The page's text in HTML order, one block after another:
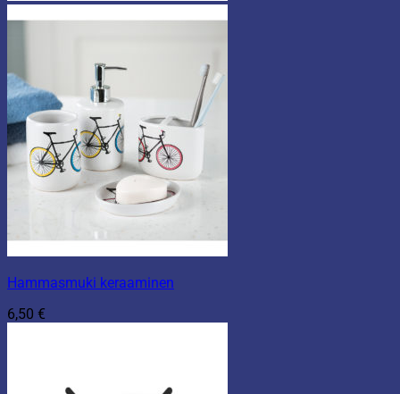
Hammasmuki keraaminen
6,50 €